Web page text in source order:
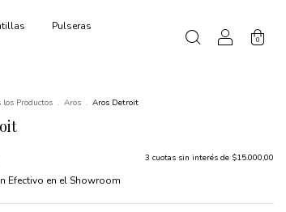
Pulseras
0
los Productos . Aros . Aros Detroit
3 cuotas sin interés de $15.000,00
Efectivo en el Showroom